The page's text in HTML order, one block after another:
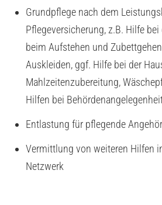
Grundpflege nach dem
Pflegeversicherung, z.B. Hilfe
beim Aufstehen und
Auskleiden, ggf. Hilfe bei der
Mahlzeitenzubereitung,
Hilfen bei
Entlastung für pflegende
Vermittlung von weiteren Hilfen
Netzwerk